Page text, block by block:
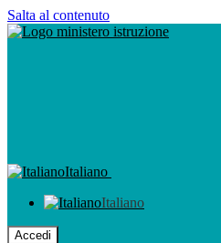
Salta al contenuto
Italiano
Italiano
Accedi